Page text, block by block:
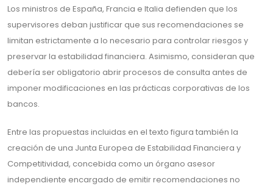
Los ministros de España, Francia e Italia defienden que los
supervisores deban justificar que sus recomendaciones se
limitan estrictamente a lo necesario para controlar riesgos y
preservar la estabilidad financiera. Asimismo, consideran que
debería ser obligatorio abrir procesos de consulta antes de
imponer modificaciones en las prácticas corporativas de los
bancos.
Entre las propuestas incluidas en el texto figura también la
creación de una Junta Europea de Estabilidad Financiera y
Competitividad, concebida como un órgano asesor
independiente encargado de emitir recomendaciones no